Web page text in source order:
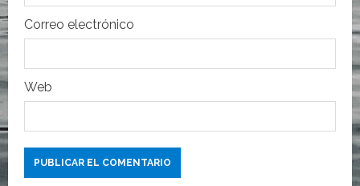
d
a
s
Correo electrónico
Web